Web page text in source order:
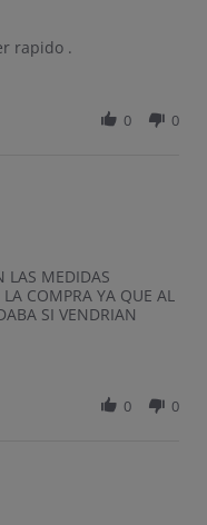
rapido .
0 0
LA COMPRA
LAS MEDIDAS
COMPRA YA QUE AL
SI VENDRIAN
0 0